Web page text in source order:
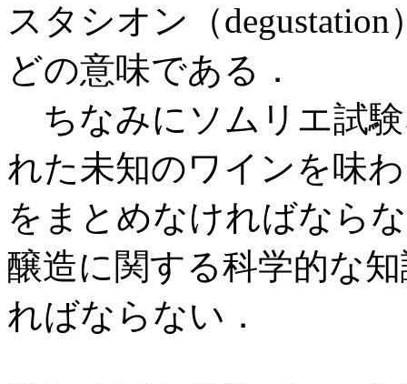
スタシオン（
どの意味である．
ちなみにソムリエ試
れた未知のワインを味
をまとめなければなら
醸造に関する科学的な
ればならない．